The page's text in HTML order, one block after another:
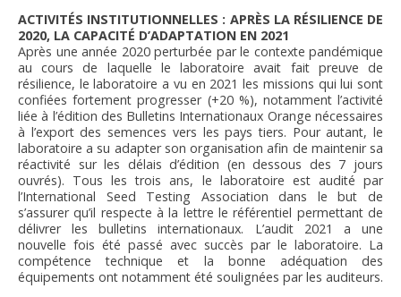
ACTIVITÉS INSTITUTIONNELLES : APRÈS LA RÉSILIENCE DE
2020, LA CAPACITÉ D’ADAPTATION EN 2021
Après une année 2020 perturbée par le contexte pandémique
au cours de laquelle le laboratoire avait fait preuve de
résilience, le laboratoire a vu en 2021 les missions qui lui sont
confiées fortement progresser (+20 %), notamment l’activité
liée à l’édition des Bulletins Internationaux Orange nécessaires
à l’export des semences vers les pays tiers. Pour autant, le
laboratoire a su adapter son organisation afin de maintenir sa
réactivité sur les délais d’édition (en dessous des 7 jours
ouvrés). Tous les trois ans, le laboratoire est audité par
l’International Seed Testing Association dans le but de
s’assurer qu’il respecte à la lettre le référentiel permettant de
délivrer les bulletins internationaux. L’audit 2021 a une
nouvelle fois été passé avec succès par le laboratoire. La
compétence technique et la bonne adéquation des
équipements ont notamment été soulignées par les auditeurs.